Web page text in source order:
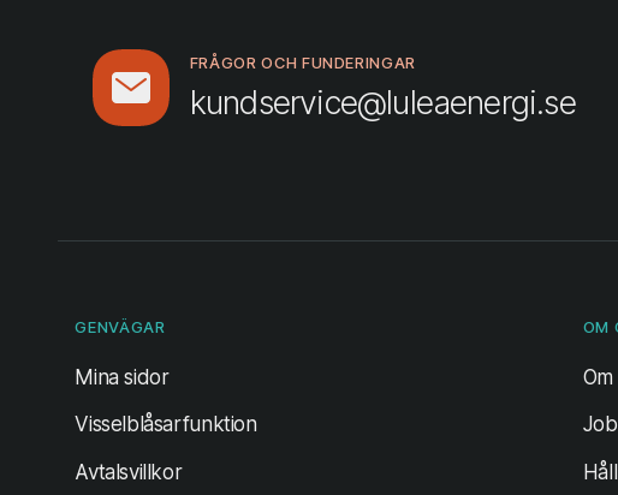
FRÅGOR OCH FUNDERINGAR
kundservice@luleaenergi.se
GENVÄGAR
Mina sidor(öppnas i ny flik)
Visselblåsarfunktion
Avtalsvillkor
OM